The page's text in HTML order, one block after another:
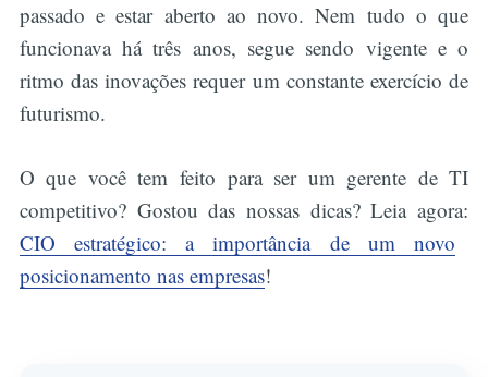
passado e estar aberto ao novo. Nem tudo o que
funcionava há três anos, segue sendo vigente e o
ritmo das inovações requer um constante exercício de
futurismo.
O que você tem feito para ser um gerente de TI
competitivo? Gostou das nossas dicas? Leia agora:
CIO estratégico: a importância de um novo
posicionamento nas empresas!